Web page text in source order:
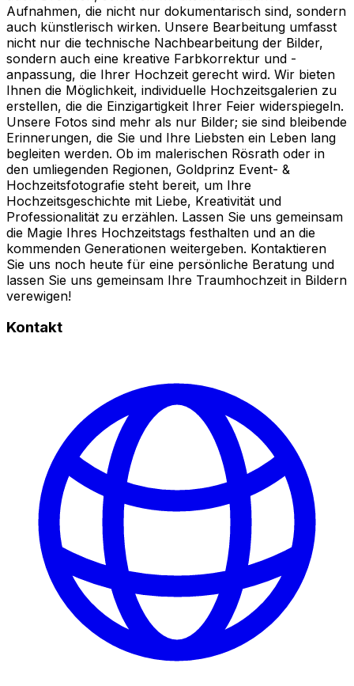
Aufnahmen, die nicht nur dokumentarisch sind, sondern
auch künstlerisch wirken. Unsere Bearbeitung umfasst
nicht nur die technische Nachbearbeitung der Bilder,
sondern auch eine kreative Farbkorrektur und -
anpassung, die Ihrer Hochzeit gerecht wird. Wir bieten
Ihnen die Möglichkeit, individuelle Hochzeitsgalerien zu
erstellen, die die Einzigartigkeit Ihrer Feier widerspiegeln.
Unsere Fotos sind mehr als nur Bilder; sie sind bleibende
Erinnerungen, die Sie und Ihre Liebsten ein Leben lang
begleiten werden. Ob im malerischen Rösrath oder in
den umliegenden Regionen, Goldprinz Event- &
Hochzeitsfotografie steht bereit, um Ihre
Hochzeitsgeschichte mit Liebe, Kreativität und
Professionalität zu erzählen. Lassen Sie uns gemeinsam
die Magie Ihres Hochzeitstags festhalten und an die
kommenden Generationen weitergeben. Kontaktieren
Sie uns noch heute für eine persönliche Beratung und
lassen Sie uns gemeinsam Ihre Traumhochzeit in Bildern
verewigen!
Kontakt